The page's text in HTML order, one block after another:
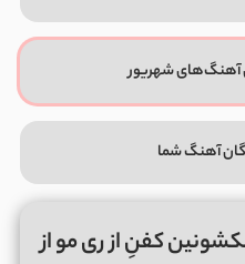
آهنگ‌های شهریور
آهنگ شما
کفنِ از ری مو از